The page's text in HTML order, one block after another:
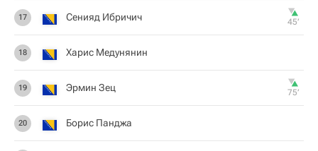
17 Сенияд Ибричич 45‎’‎
18 Харис Медунянин
19 Эрмин Зец 75‎’‎
20 Борис Панджа